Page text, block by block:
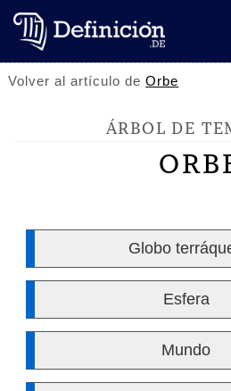
Volver al artículo deOrbe
ÁRBOL DE
Globo
Esfera
Mundo